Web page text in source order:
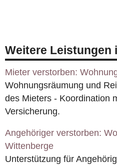
Weitere Leistungen
Mieter verstorben:
Wohnungsräumung und
des Mieters - Koordination
Versicherung.
Angehöriger verstorben:
Wittenberge
Unterstützung für